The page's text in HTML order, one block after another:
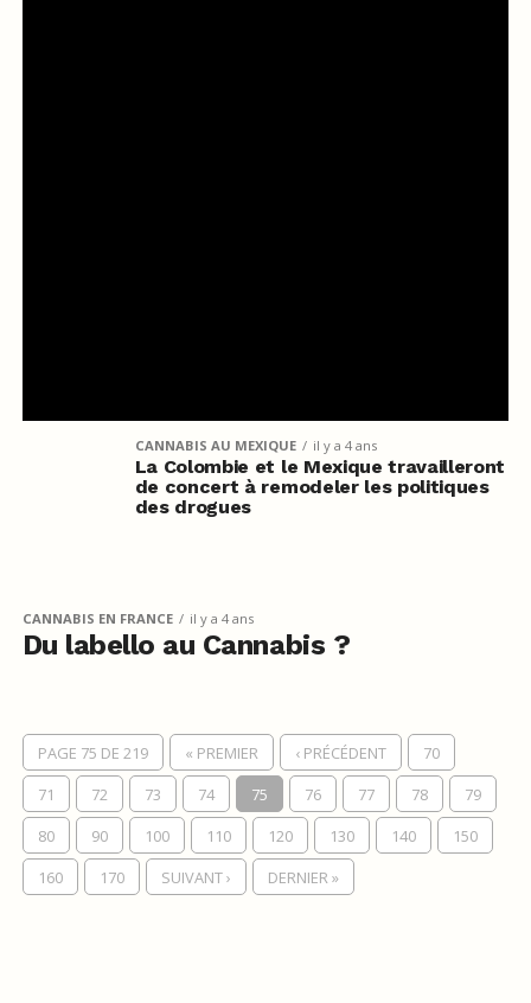
CANNABIS AU MEXIQUE il y a 4 ans
La Colombie et le Mexique travailleront
de concert à remodeler les politiques
des drogues
CANNABIS EN FRANCE il y a 4 ans
Du labello au Cannabis ?
PAGE 75 DE 219 « PREMIER ‹ PRÉCÉDENT
70
71
72 73 74 75 76 77 78
79
80
90 100 110 120 130 140
150
160
170 SUIVANT › DERNIER »